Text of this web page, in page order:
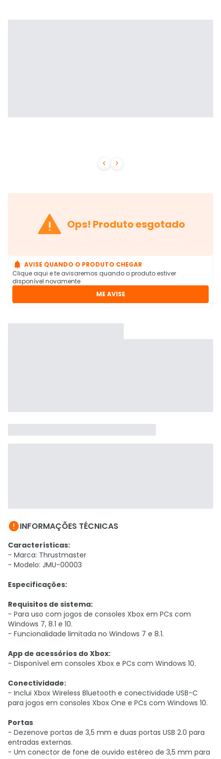
 
 Ops! Produto esgotado
 AVISE QUANDO O PRODUTO CHEGAR
Clique aqui e te avisaremos quando o produto estiver
disponível novamente
ME AVISE
INFORMAÇÕES TÉCNICAS
Características:
- Marca: Thrustmaster
- Modelo: JMU-00003
Especificações:
Requisitos de sistema:
- Para uso com jogos de consoles Xbox em PCs com
Windows 7, 8.1 e 10.
- Funcionalidade limitada no Windows 7 e 8.1.
App de acessórios do Xbox:
- Disponível em consoles Xbox e PCs com Windows 10.
Conectividade:
- Inclui Xbox Wireless Bluetooth e conectividade USB-C
para jogos em consoles Xbox One e PCs com Windows 10.
Portas
- Dezenove portas de 3,5 mm e duas portas USB 2.0 para
entradas externas.
- Um conector de fone de ouvido estéreo de 3,5 mm para